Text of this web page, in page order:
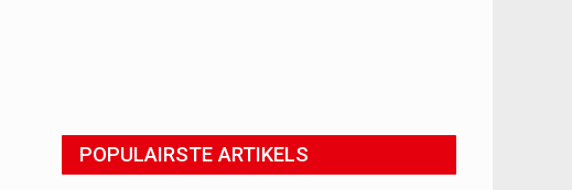
POPULAIRSTE ARTIKELS